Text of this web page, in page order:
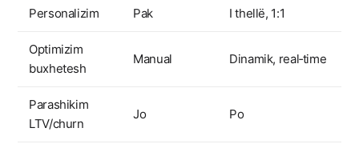
Personalizim Pak I thellë, 1:1
Optimizim
buxhetesh
Manual Dinamik, real‑time
Parashikim
LTV/churn
Jo Po